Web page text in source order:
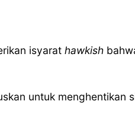
isyarat hawkish
untuk menghentikan